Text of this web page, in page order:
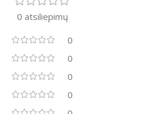
0 atsiliepimų
0
0
0
0